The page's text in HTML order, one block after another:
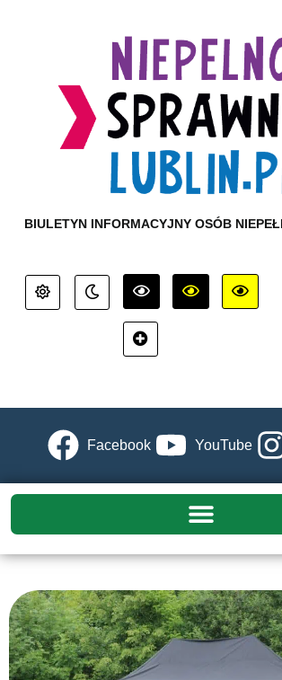
BIULETYN INFORMACYJNY OSÓB
Facebook YouTube